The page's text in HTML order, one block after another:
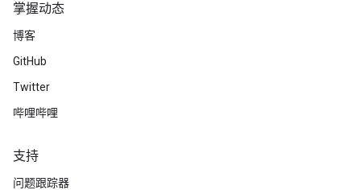
掌握动态
博客
GitHub
Twitter
哔哩哔哩
支持
问题跟踪器